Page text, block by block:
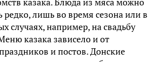
редко, лишь во время сезона или в
случаях, например, на свадьбу
казака зависело и от
и постов. Донские